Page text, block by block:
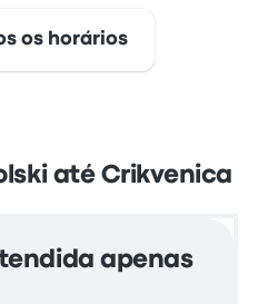
os horários
até Crikvenica
apenas